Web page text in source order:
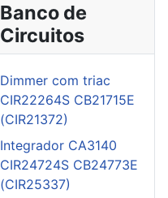
Banco de
Circuitos
Dimmer com triac
CIR22264S CB21715E
(CIR21372)
Integrador CA3140
CIR24724S CB24773E
(CIR25337)